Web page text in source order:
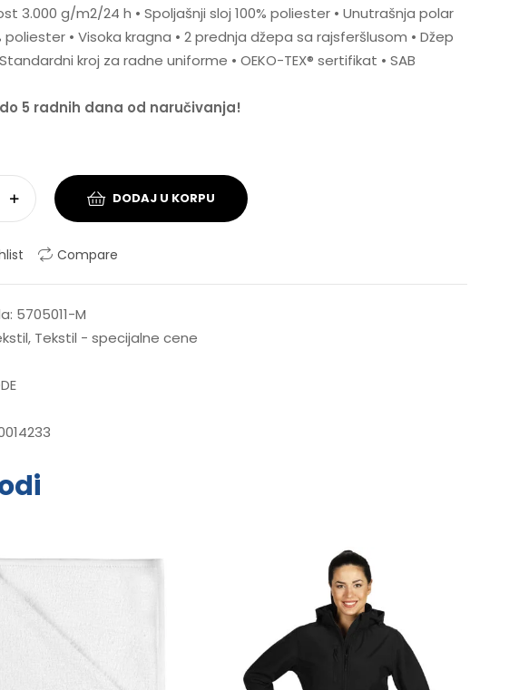
3.000 g/m2/24 h • Spoljašnji sloj 100% poliester • Unutrašnja polar
poliester • Visoka kragna • 2 prednja džepa sa rajsferšlusom • Džep
kroj za radne uniforme • OEKO-TEX® sertifikat • SAB
5 radnih dana od naručivanja!
DODAJ U KORPU
Compare
5705011-M
, Tekstil - specijalne cene